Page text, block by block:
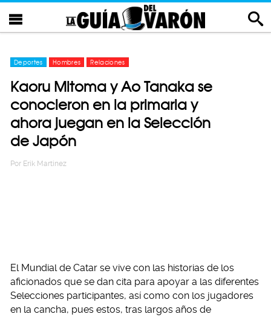
Deportes Hombres Relaciones
Kaoru Mitoma y Ao Tanaka se
conocieron en la primaria y
ahora juegan en la Selección
de Japón
Por Erik Martinez
El Mundial de Catar se vive con las historias de los
aficionados que se dan cita para apoyar a las diferentes
Selecciones participantes, así como con los jugadores
en la cancha, pues estos, tras largos años de